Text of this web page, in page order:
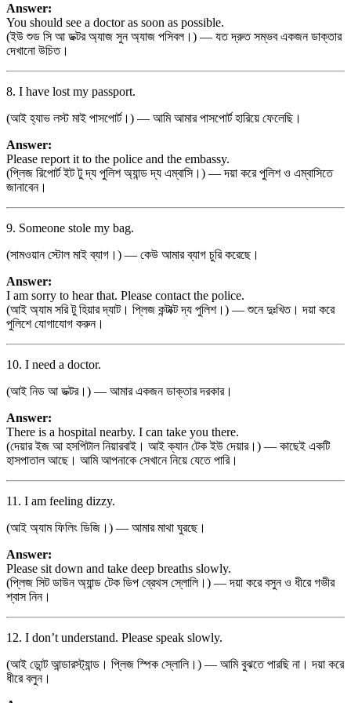
Answer:
You should see a doctor as soon as possible.
(ইউ শুড সি আ ডক্টর অ্যাজ সুন অ্যাজ পসিবল।) — যত দ্রুত সম্ভব একজন ডাক্তার
দেখানো উচিত।
8. I have lost my passport.
(আই হ্যাভ লস্ট মাই পাসপোর্ট।) — আমি আমার পাসপোর্ট হারিয়ে ফেলেছি।
Answer:
Please report it to the police and the embassy.
(প্লিজ রিপোর্ট ইট টু দ্য পুলিশ অ্যান্ড দ্য এম্বাসি।) — দয়া করে পুলিশ ও এম্বাসিতে
জানাবেন।
9. Someone stole my bag.
(সামওয়ান স্টোল মাই ব্যাগ।) — কেউ আমার ব্যাগ চুরি করেছে।
Answer:
I am sorry to hear that. Please contact the police.
(আই অ্যাম সরি টু হিয়ার দ্যাট। প্লিজ কন্টাক্ট দ্য পুলিশ।) — শুনে দুঃখিত। দয়া করে
পুলিশে যোগাযোগ করুন।
10. I need a doctor.
(আই নিড আ ডক্টর।) — আমার একজন ডাক্তার দরকার।
Answer:
There is a hospital nearby. I can take you there.
(দেয়ার ইজ আ হসপিটাল নিয়ারবাই। আই ক্যান টেক ইউ দেয়ার।) — কাছেই একটি
হাসপাতাল আছে। আমি আপনাকে সেখানে নিয়ে যেতে পারি।
11. I am feeling dizzy.
(আই অ্যাম ফিলিং ডিজি।) — আমার মাথা ঘুরছে।
Answer:
Please sit down and take deep breaths slowly.
(প্লিজ সিট ডাউন অ্যান্ড টেক ডিপ ব্রেথস স্লোলি।) — দয়া করে বসুন ও ধীরে গভীর
শ্বাস নিন।
12. I don’t understand. Please speak slowly.
(আই ডোন্ট আন্ডারস্ট্যান্ড। প্লিজ স্পিক স্লোলি।) — আমি বুঝতে পারছি না। দয়া করে
ধীরে বলুন।